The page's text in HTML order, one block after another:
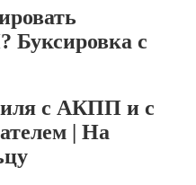
Буксировка с
с АКПП и с
| На